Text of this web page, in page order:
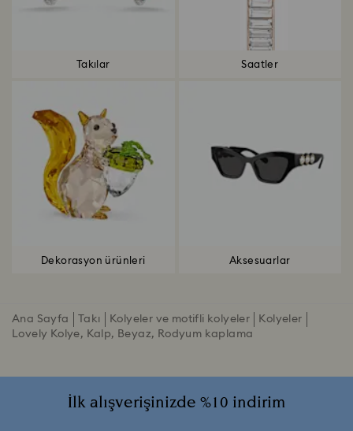
Takılar Saatler
Dekorasyon ürünleri Aksesuarlar
Ana Sayfa Takı Kolyeler ve motifli kolyeler
Kolyeler
Lovely Kolye, Kalp, Beyaz, Rodyum kaplama
İlk alışverişinizde %10 indirim